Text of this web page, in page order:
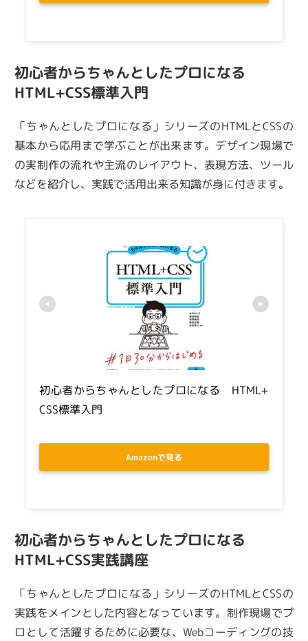
初心者からちゃんとしたプロになる
HTML+CSS標準入門
「ちゃんとしたプロになる」シリーズのHTMLとCSSの
基本から応用まで学ぶことが出来ます。デザイン現場で
の実制作の流れや主流のレイアウト、表現方法、ツール
などを紹介し、実践で活用出来る知識が身に付きます。
初心者からちゃんとしたプロになる　HTML+
CSS標準入門
Amazonで見る
初心者からちゃんとしたプロになる
HTML+CSS実践講座
「ちゃんとしたプロになる」シリーズのHTMLとCSSの
実践をメインとした内容となっています。制作現場でプ
ロとして活躍するために必要な、Webコーディングの技